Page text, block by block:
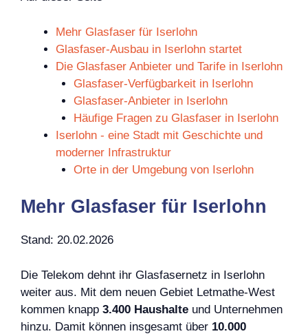
Mehr Glasfaser für Iserlohn
Glasfaser-Ausbau in Iserlohn startet
Die Glasfaser Anbieter und Tarife in Iserlohn
Glasfaser-Verfügbarkeit in Iserlohn
Glasfaser-Anbieter in Iserlohn
Häufige Fragen zu Glasfaser in Iserlohn
Iserlohn - eine Stadt mit Geschichte und
moderner Infrastruktur
Orte in der Umgebung von Iserlohn
Mehr Glasfaser für Iserlohn
Stand: 20.02.2026
Die Telekom dehnt ihr Glasfasernetz in Iserlohn
weiter aus. Mit dem neuen Gebiet Letmathe-West
kommen knapp 3.400 Haushalte und Unternehmen
hinzu. Damit können insgesamt über 10.000